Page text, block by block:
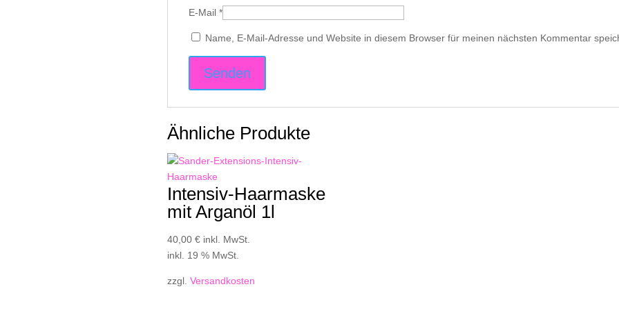
E-Mail *
Name, E-Mail-Adresse und Website in diesem Browser für meinen nächsten Kommentar
Ähnliche Produkte
Intensiv-Haarmaske
mit Arganöl 1l
40,00 € inkl. MwSt.
inkl. 19 % MwSt.
zzgl. Versandkosten